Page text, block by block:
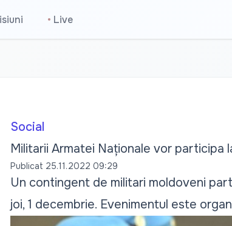
• Live
Social
Militarii Armatei Naționale vor participa
Publicat 25.11.2022 09:29
Un contingent de militari moldoveni
joi, 1 decembrie. Evenimentul este